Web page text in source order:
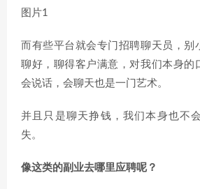
而有些平台就会专门招聘聊天员，别
聊好，聊得客户满意，对我们本身的
会说话，会聊天也是一门艺术。
并且只是聊天挣钱，我们本身也不
失。
像这类的副业去哪里应聘呢？